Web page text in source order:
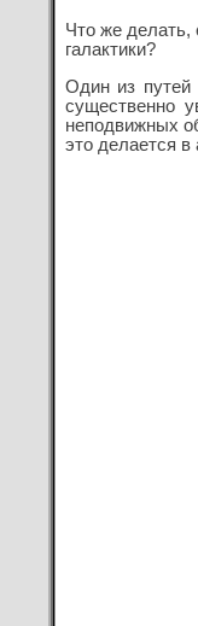
Что же делать,
галактики?
Один из путей
существенно
неподвижных
это делается в